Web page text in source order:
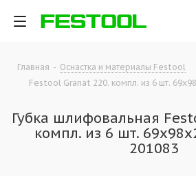
Главная - Оснастка и материалы Festool
Festool Granat 220. компл. из 6 шт.
Губка шлифовальная
компл. из 6 шт.
201083